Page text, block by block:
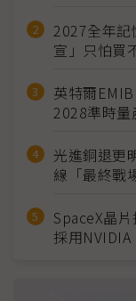
2027全年
宣」只怕買
英特爾
2028準時量
光進銅退更
線「最終戰
SpaceX晶
採用NVIDIA